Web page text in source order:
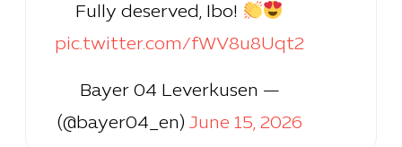
Fully deserved, Ibo!
pic.twitter.com/fWV8u8Uqt2
— Bayer 04 Leverkusen
(@bayer04_en) June 15, 2026